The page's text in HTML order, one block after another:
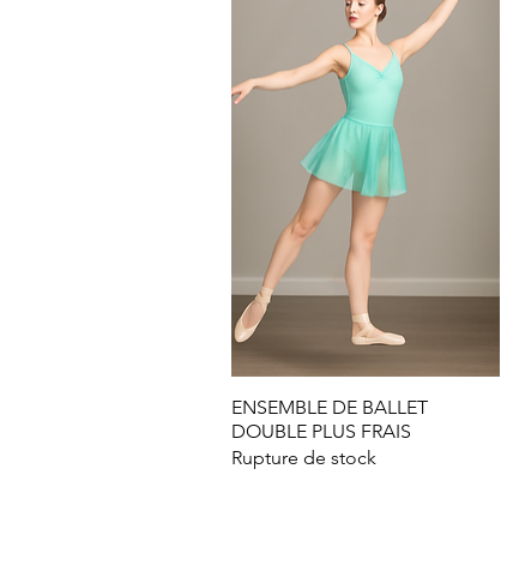
Aperçu rapide
ENSEMBLE DE BALLET
DOUBLE PLUS FRAIS
Rupture de stock